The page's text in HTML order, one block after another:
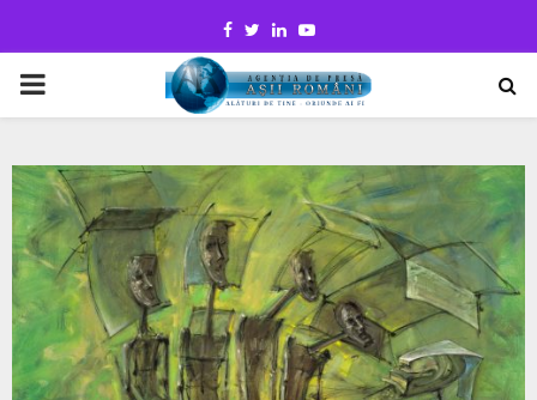
Facebook
TwitterLinkedinYoutube
PRIMARY